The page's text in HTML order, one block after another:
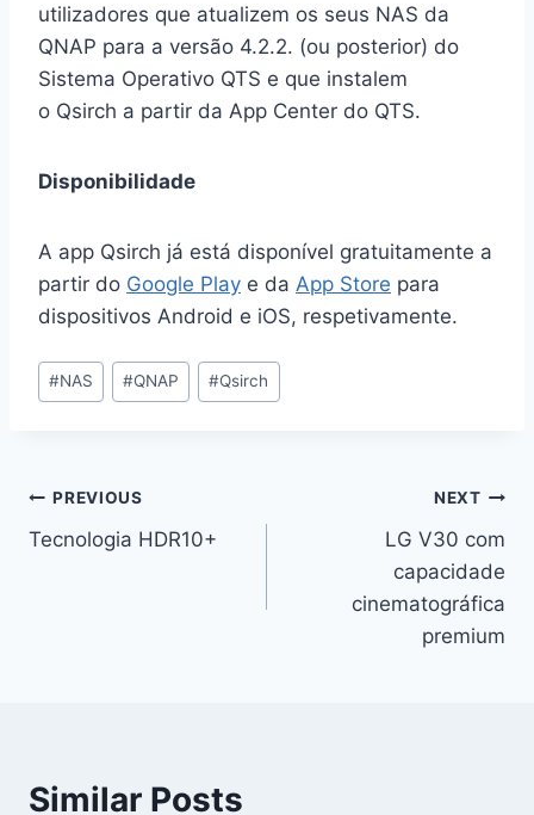
utilizadores que atualizem os seus NAS da
QNAP para a versão 4.2.2. (ou posterior) do
Sistema Operativo QTS e que instalem
o Qsirch a partir da App Center do QTS.
Disponibilidade
A app Qsirch já está disponível gratuitamente a
partir do Google Play e da App Store para
dispositivos Android e iOS, respetivamente.
Post
Tags:
#NAS #QNAP #Qsirch
Navegação
de
PREVIOUS
Tecnologia HDR10+
NEXT
LG V30 com
capacidade
cinematográfica
premium
Similar Posts